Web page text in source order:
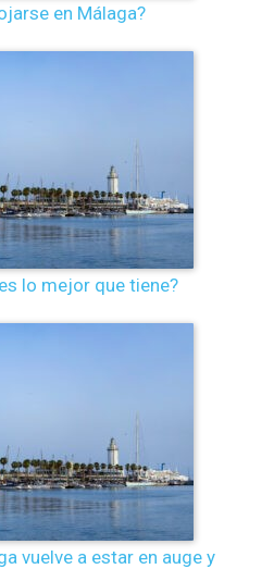
en Málaga?
lo mejor que tiene?
vuelve a estar en auge y